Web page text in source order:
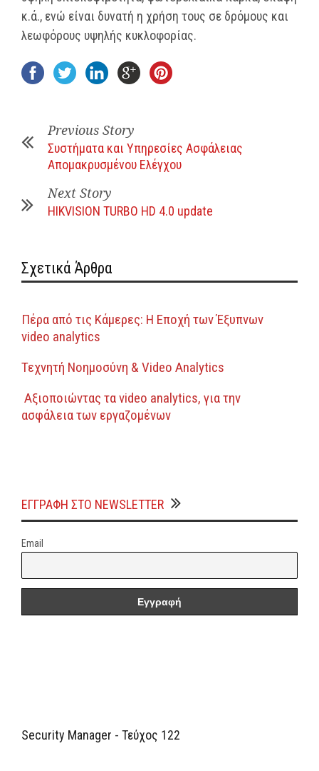
κ.ά., ενώ είναι δυνατή η χρήση τους σε δρόμους και
λεωφόρους υψηλής κυκλοφορίας.
Previous Story
Συστήματα και Υπηρεσίες Ασφάλειας
Απομακρυσμένου Ελέγχου
Next Story
HIKVISION TURBO HD 4.0 update
Σχετικά Άρθρα
Πέρα από τις Κάμερες: Η Εποχή των Έξυπνων
video analytics
Τεχνητή Νοημοσύνη & Video Analytics
Αξιοποιώντας τα video analytics, για την
ασφάλεια των εργαζομένων
ΕΓΓΡΑΦΗ ΣΤΟ NEWSLETTER
Email
Security Manager - Τεύχος 122